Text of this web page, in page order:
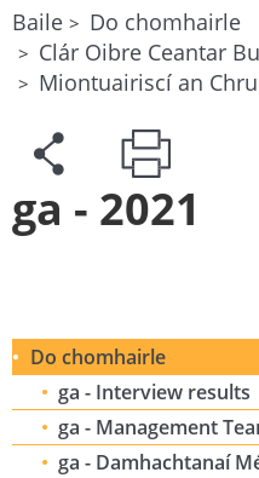
Baile
Do chomhairle
Clár Oibre Ceantar
Miontuairiscí an
ga - 2021
Do chomhairle
ga - Interview results
ga - Management
ga - Damhachtanaí